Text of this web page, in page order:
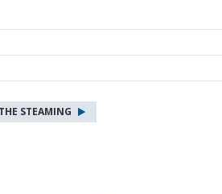
STEAMING